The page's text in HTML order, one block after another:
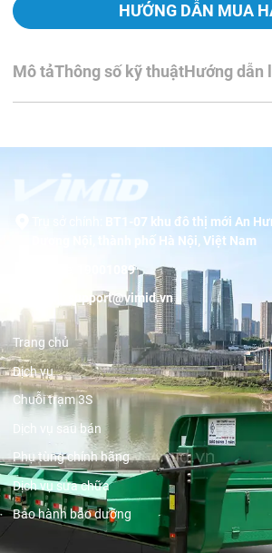
HƯỚNG DẪN MUA
Mô tảThông số kỹ thuậtHướng dẫn
BT1-07 khu đô thị mới An
Dương Nội, thành phố Hà Nội, Việt Nam
19001089
support@vimid.vn
Trang chủ
Dịch vụ
Chuỗi trạm 3S
Dịch vụ sau bán
Phụ tùng chính hãng
Dịch vụ sửa chữa
Bảo hành bảo dưỡng